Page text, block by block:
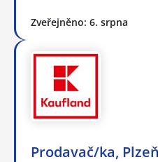
Zveřejněno: 6. srpna
Prodavač/ka,